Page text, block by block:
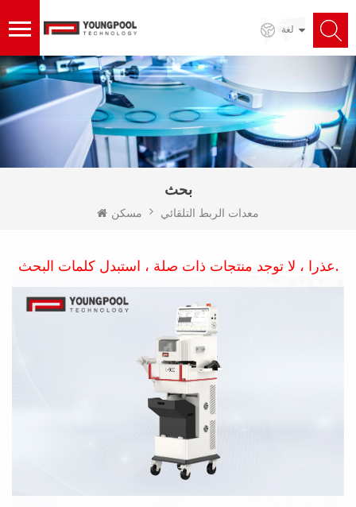
لغة
بحث
مسكن معدات الربط التلقائي
عذرا ، لا توجد منتجات ذات صلة ، استبدل كلمات البحث.